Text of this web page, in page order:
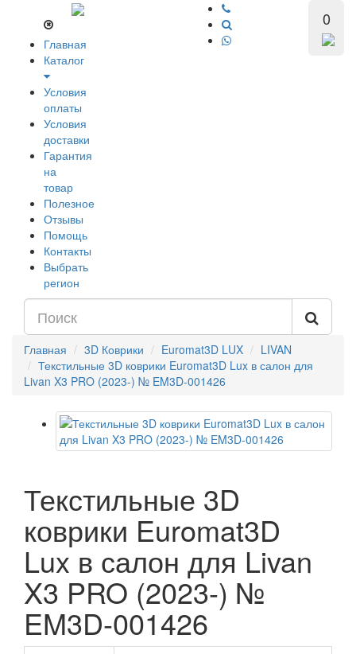
Главная
Каталог
Условия
оплаты
Условия
доставки
Гарантия
на
товар
Полезное
Отзывы
Помощь
Контакты
Выбрать
регион
0
Главная 3D Коврики Euromat3D LUX
LIVAN
Текстильные 3D коврики Euromat3D Lux в салон для
Livan X3 PRO (2023-) № EM3D-001426
Текстильные 3D
коврики Euromat3D
Lux в салон для Livan
X3 PRO (2023-) №
EM3D-001426